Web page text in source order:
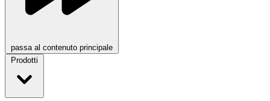
passa al contenuto principale
Prodotti